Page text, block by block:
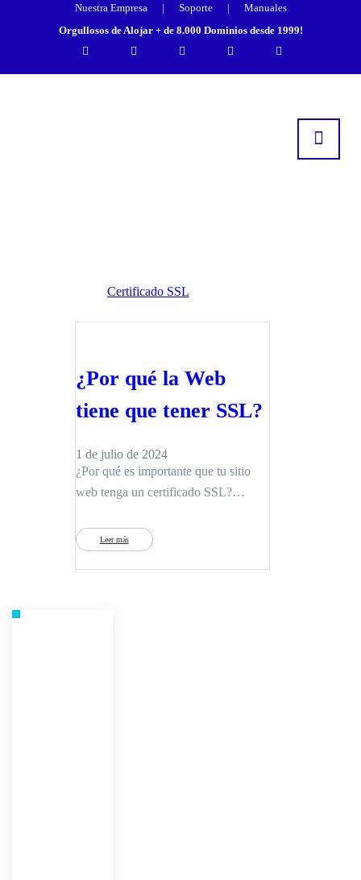
Nuestra Empresa | Soporte |
Manuales
Orgullosos de Alojar + de 8.000 Dominios desde 1999!
Certificado SSL
¿Por qué la Web
tiene que tener SSL?
1 de julio de 2024
¿Por qué es importante que tu sitio
web tenga un certificado SSL?
Sockets Layer) en tu sitio web es
fundamental por varias razones. En
Leer más